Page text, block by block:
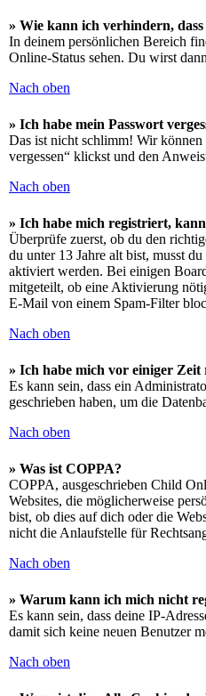
» Wie kann ich verhindern,
In deinem persönlichen Bereich
Online-Status sehen. Du wirst
Nach oben
» Ich habe mein Passwort
Das ist nicht schlimm! Wir können
vergessen“ klickst und den
Nach oben
» Ich habe mich registriert,
Überprüfe zuerst, ob du den
du unter 13 Jahre alt bist, musst
aktiviert werden. Bei einigen
mitgeteilt, ob eine Aktivierung
E-Mail von einem Spam-Filter
Nach oben
» Ich habe mich vor einiger
Es kann sein, dass ein
geschrieben haben, um die
Nach oben
» Was ist COPPA?
COPPA, ausgeschrieben Child
Websites, die möglicherweise
bist, ob dies auf dich oder die
nicht die Anlaufstelle für
Nach oben
» Warum kann ich mich nicht
Es kann sein, dass deine IP-
damit sich keine neuen Benutzer
Nach oben